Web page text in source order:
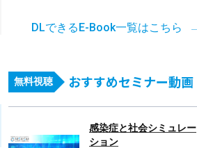
DLできるE-Book一覧はこちら
無料視聴 おすすめセミナー動画
感染症と社会シミュレー
ション